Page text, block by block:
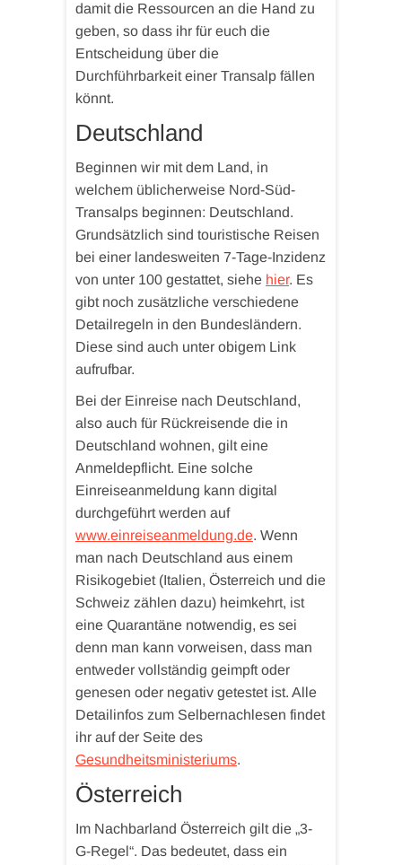
damit die Ressourcen an die Hand zu
geben, so dass ihr für euch die
Entscheidung über die
Durchführbarkeit einer Transalp fällen
könnt.
Deutschland
Beginnen wir mit dem Land, in
welchem üblicherweise Nord-Süd-
Transalps beginnen: Deutschland.
Grundsätzlich sind touristische Reisen
bei einer landesweiten 7-Tage-Inzidenz
von unter 100 gestattet, siehe hier. Es
gibt noch zusätzliche verschiedene
Detailregeln in den Bundesländern.
Diese sind auch unter obigem Link
aufrufbar.
Bei der Einreise nach Deutschland,
also auch für Rückreisende die in
Deutschland wohnen, gilt eine
Anmeldepflicht. Eine solche
Einreiseanmeldung kann digital
durchgeführt werden auf
www.einreiseanmeldung.de. Wenn
man nach Deutschland aus einem
Risikogebiet (Italien, Österreich und die
Schweiz zählen dazu) heimkehrt, ist
eine Quarantäne notwendig, es sei
denn man kann vorweisen, dass man
entweder vollständig geimpft oder
genesen oder negativ getestet ist. Alle
Detailinfos zum Selbernachlesen findet
ihr auf der Seite des
Gesundheitsministeriums.
Österreich
Im Nachbarland Österreich gilt die „3-
G-Regel“. Das bedeutet, dass ein